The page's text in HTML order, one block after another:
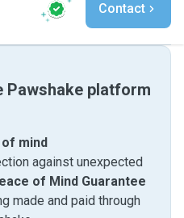
Contact
Pawshake platform
mind
against unexpected
of Mind Guarantee
made and paid through